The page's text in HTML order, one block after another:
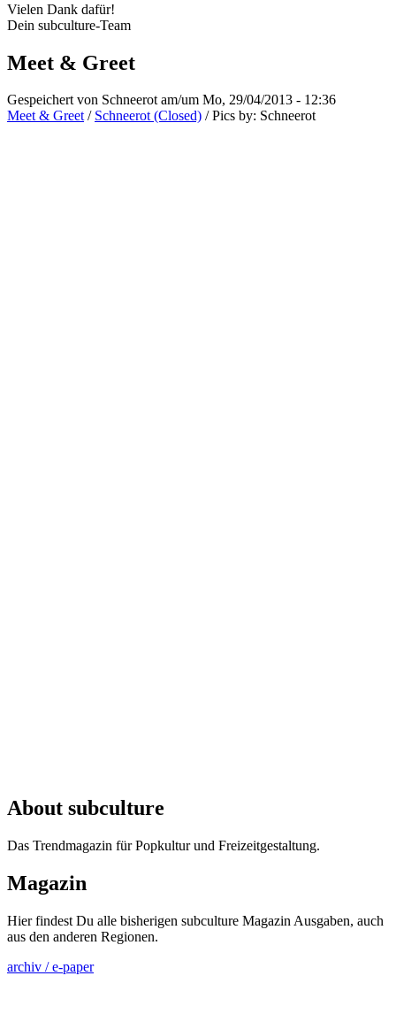
Vielen Dank dafür!
Dein subculture-Team
Meet & Greet
Gespeichert von Schneerotam/um Mo, 29/04/2013 - 12:36
Meet & Greet / Schneerot (Closed) /Pics by: Schneerot
About subculture
Das Trendmagazin für Popkultur und Freizeitgestaltung.
Magazin
Hier findest Du alle bisherigen subculture Magazin Ausgaben, auch
aus den anderen Regionen.
archiv / e-paper